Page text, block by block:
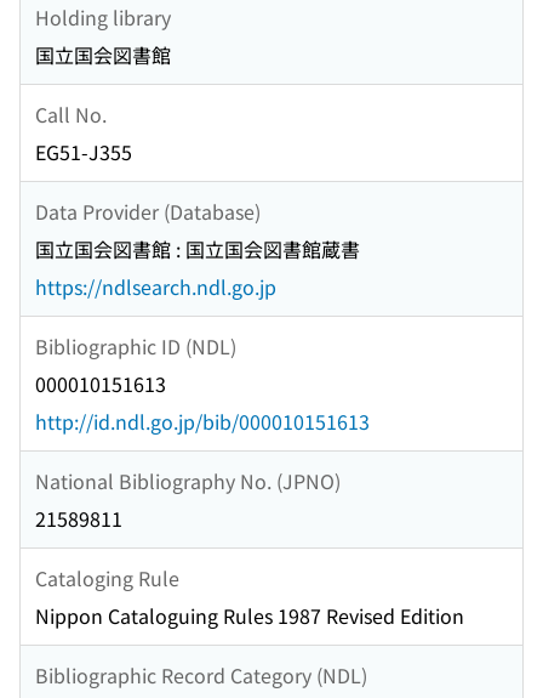
Holding library
国立国会図書館
Call No.
EG51-J355
Data Provider (Database)
国立国会図書館 : 国立国会図書館蔵書
https://ndlsearch.ndl.go.jp
Bibliographic ID (NDL)
000010151613
http://id.ndl.go.jp/bib/000010151613
National Bibliography No. (JPNO)
21589811
Cataloging Rule
Nippon Cataloguing Rules 1987 Revised Edition
Bibliographic Record Category (NDL)